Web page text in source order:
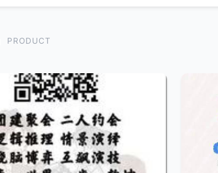
PRODUCT